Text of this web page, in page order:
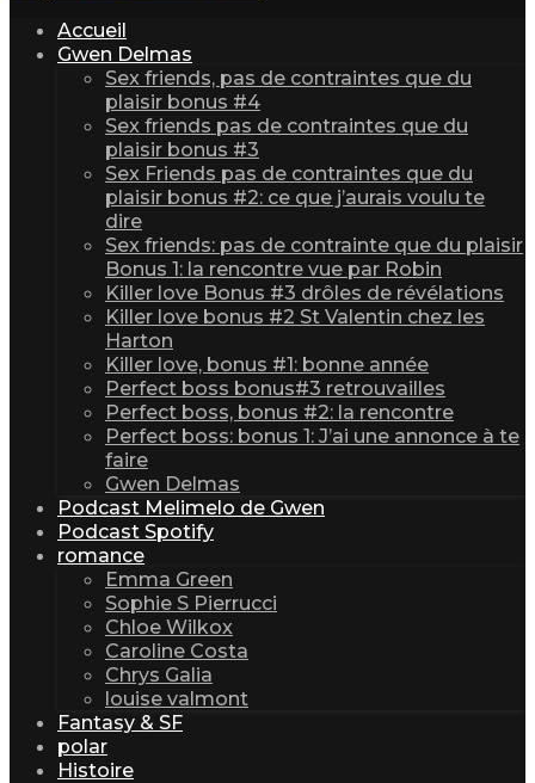
Accueil
Gwen Delmas
Sex friends, pas de contraintes que du
plaisir bonus #4
Sex friends pas de contraintes que du
plaisir bonus #3
Sex Friends pas de contraintes que du
plaisir bonus #2: ce que j’aurais voulu te
dire
Sex friends: pas de contrainte que du plaisir
Bonus 1: la rencontre vue par Robin
Killer love Bonus #3 drôles de révélations
Killer love bonus #2 St Valentin chez les
Harton
Killer love, bonus #1: bonne année
Perfect boss bonus#3 retrouvailles
Perfect boss, bonus #2: la rencontre
Perfect boss: bonus 1: J’ai une annonce à te
faire
Gwen Delmas
Podcast Melimelo de Gwen
Podcast Spotify
romance
Emma Green
Sophie S Pierrucci
Chloe Wilkox
Caroline Costa
Chrys Galia
louise valmont
Fantasy & SF
polar
Histoire